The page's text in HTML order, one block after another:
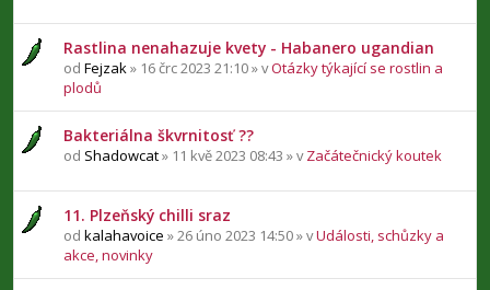
Rastlina nenahazuje kvety - Habanero ugandian
od Fejzak » 16 črc 2023 21:10 » vOtázky týkající se rostlin a
plodů
Bakteriálna škvrnitosť ??
od Shadowcat» 11 kvě 2023 08:43 » vZačátečnický koutek
11. Plzeňský chilli sraz
od kalahavoice » 26 úno 2023 14:50 » vUdálosti, schůzky a
akce, novinky